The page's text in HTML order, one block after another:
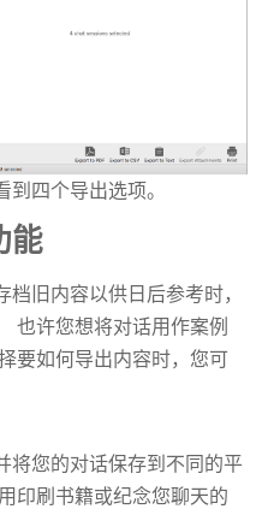
四个导出选项。
能
旧内容以供日后参考时，
也许您想将对话用作案例
要如何导出内容时，您可
将您的对话保存到不同的平
印刷书籍或纪念您聊天的